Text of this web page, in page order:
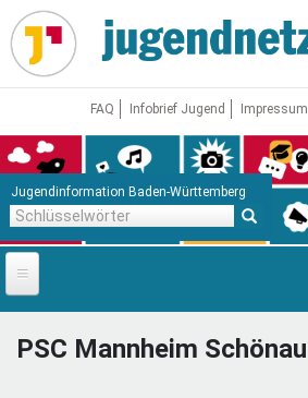
Direkt
zum
Inhalt
FAQ Infobrief Jugend Impressum
Jugendinformation Baden-Württemberg
Startseite
News
PSC Mannheim Schönau